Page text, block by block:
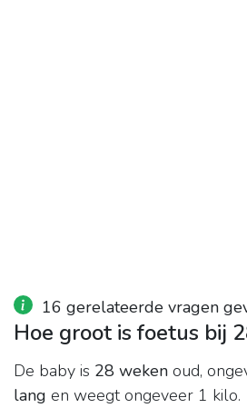
16 gerelateerde vragen
Hoe groot is foetus bij
De baby is 28 weken oud,
lang en weegt ongeveer 1 kilo.